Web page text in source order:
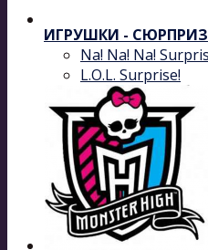
ИГРУШКИ - СЮРПРИЗ
Na! Na! Na!
L.O.L. Surprise!